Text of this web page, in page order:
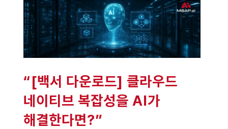
“[백서 다운로드] 클라우드
네이티브 복잡성을 AI가
해결한다면?”